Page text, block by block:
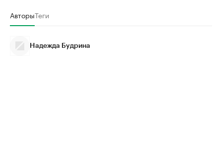
АвторыТеги
Надежда Будрина